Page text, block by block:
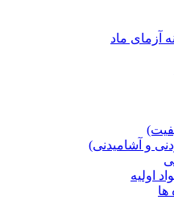
آزمای ماد
و آشامیدنی)
اولیه
ها